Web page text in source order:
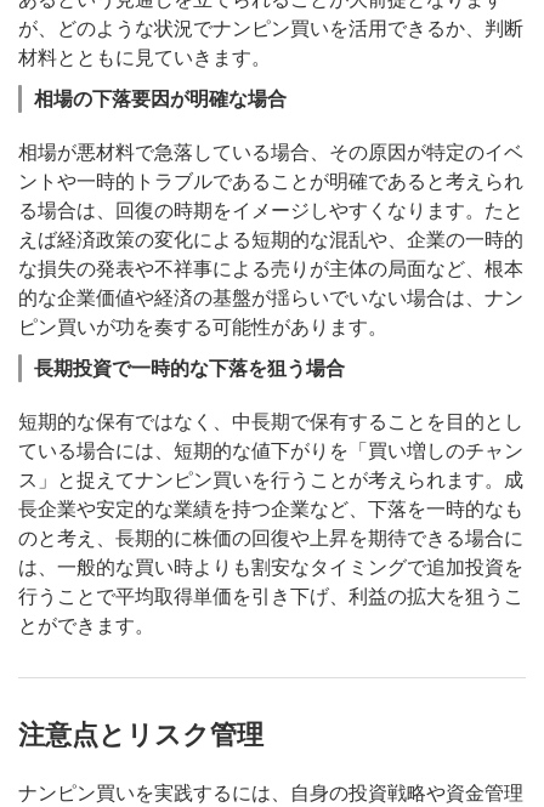
が、どのような状況でナンピン買いを活用できるか、判断
材料とともに見ていきます。
相場の下落要因が明確な場合
相場が悪材料で急落している場合、その原因が特定のイベ
ントや一時的トラブルであることが明確であると考えられ
る場合は、回復の時期をイメージしやすくなります。たと
えば経済政策の変化による短期的な混乱や、企業の一時的
な損失の発表や不祥事による売りが主体の局面など、根本
的な企業価値や経済の基盤が揺らいでいない場合は、ナン
ピン買いが功を奏する可能性があります。
長期投資で一時的な下落を狙う場合
短期的な保有ではなく、中長期で保有することを目的とし
ている場合には、短期的な値下がりを「買い増しのチャン
ス」と捉えてナンピン買いを行うことが考えられます。成
長企業や安定的な業績を持つ企業など、下落を一時的なも
のと考え、長期的に株価の回復や上昇を期待できる場合に
は、一般的な買い時よりも割安なタイミングで追加投資を
行うことで平均取得単価を引き下げ、利益の拡大を狙うこ
とができます。
注意点とリスク管理
ナンピン買いを実践するには、自身の投資戦略や資金管理